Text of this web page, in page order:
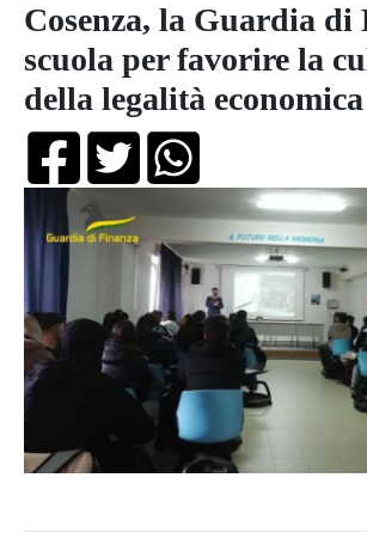
Cosenza, la Guardia di
scuola per favorire la
della legalità economica